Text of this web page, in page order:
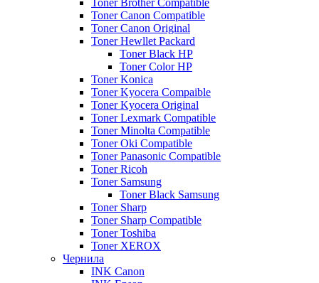
Toner Brother Compatible
Toner Canon Compatible
Toner Canon Original
Toner Hewllet Packard
Toner Black HP
Toner Color HP
Toner Konica
Toner Kyocera Compaible
Toner Kyocera Original
Toner Lexmark Compatible
Toner Minolta Compatible
Toner Oki Compatible
Toner Panasonic Compatible
Toner Ricoh
Toner Samsung
Toner Black Samsung
Toner Sharp
Toner Sharp Compatible
Toner Toshiba
Toner XEROX
Чернила
INK Canon